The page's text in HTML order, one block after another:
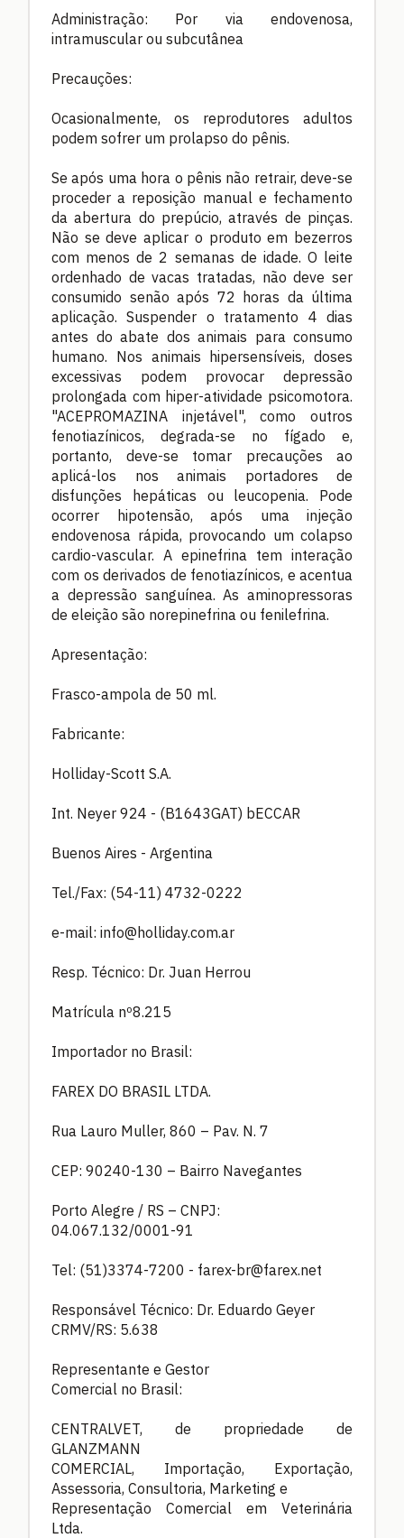
Administração: Por via endovenosa,
intramuscular ou subcutânea
Precauções:
Ocasionalmente, os reprodutores adultos
podem sofrer um prolapso do pênis.
Se após uma hora o pênis não retrair, deve-se
proceder a reposição manual e fechamento
da abertura do prepúcio, através de pinças.
Não se deve aplicar o produto em bezerros
com menos de 2 semanas de idade. O leite
ordenhado de vacas tratadas, não deve ser
consumido senão após 72 horas da última
aplicação. Suspender o tratamento 4 dias
antes do abate dos animais para consumo
humano. Nos animais hipersensíveis, doses
excessivas podem provocar depressão
prolongada com hiper-atividade psicomotora.
"ACEPROMAZINA injetável", como outros
fenotiazínicos, degrada-se no fígado e,
portanto, deve-se tomar precauções ao
aplicá-los nos animais portadores de
disfunções hepáticas ou leucopenia. Pode
ocorrer hipotensão, após uma injeção
endovenosa rápida, provocando um colapso
cardio-vascular. A epinefrina tem interação
com os derivados de fenotiazínicos, e acentua
a depressão sanguínea. As aminopressoras
de eleição são norepinefrina ou fenilefrina.
Apresentação:
Frasco-ampola de 50 ml.
Fabricante:
Holliday-Scott S.A.
Int. Neyer 924 - (B1643GAT) bECCAR
Buenos Aires - Argentina
Tel./Fax: (54-11) 4732-0222
e-mail: info@holliday.com.ar
Resp. Técnico: Dr. Juan Herrou
Matrícula nº8.215
Importador no Brasil:
FAREX DO BRASIL LTDA.
Rua Lauro Muller, 860 – Pav. N. 7
CEP: 90240-130 – Bairro Navegantes
Porto Alegre / RS – CNPJ:
04.067.132/0001-91
Tel: (51)3374-7200 - farex-br@farex.net
Responsável Técnico: Dr. Eduardo Geyer
CRMV/RS: 5.638
Representante e Gestor
Comercial no Brasil:
CENTRALVET, de propriedade de
GLANZMANN
COMERCIAL, Importação, Exportação,
Assessoria, Consultoria, Marketing e
Representação Comercial em Veterinária
Ltda.